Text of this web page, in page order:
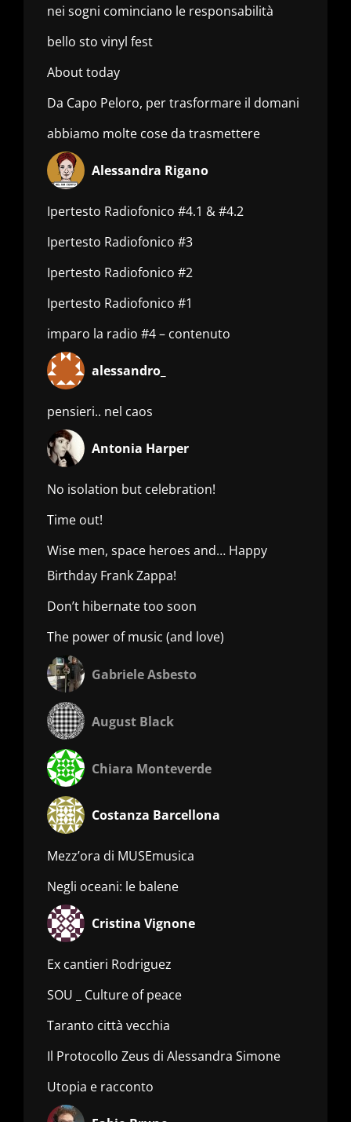
nei sogni cominciano le responsabilità
bello sto vinyl fest
About today
Da Capo Peloro, per trasformare il domani
abbiamo molte cose da trasmettere
Alessandra Rigano
Ipertesto Radiofonico #4.1 & #4.2
Ipertesto Radiofonico #3
Ipertesto Radiofonico #2
Ipertesto Radiofonico #1
imparo la radio #4 – contenuto
alessandro_
pensieri.. nel caos
Antonia Harper
No isolation but celebration!
Time out!
Wise men, space heroes and… Happy
Birthday Frank Zappa!
Don’t hibernate too soon
The power of music (and love)
Gabriele Asbesto
August Black
Chiara Monteverde
Costanza Barcellona
Mezz’ora di MUSEmusica
Negli oceani: le balene
Cristina Vignone
Ex cantieri Rodriguez
SOU _ Culture of peace
Taranto città vecchia
Il Protocollo Zeus di Alessandra Simone
Utopia e racconto